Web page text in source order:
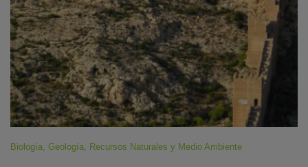
Biología, Geología, Recursos Naturales y Medio Ambiente